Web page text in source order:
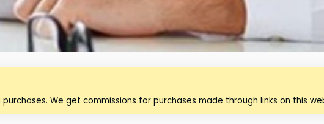
We get commissions for purchases made through links on this